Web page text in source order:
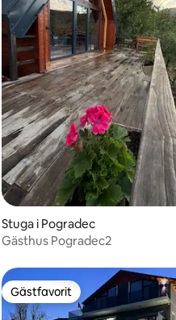
betyg, 27
Stuga i Pogradec
Gästhus Pogradec2
Gästfavorit
Gästfavorit